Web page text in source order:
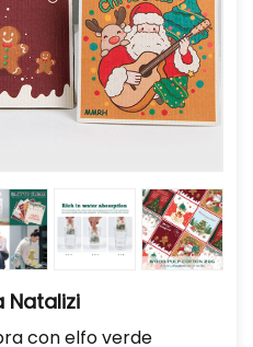
Natalizi
con elfo verde